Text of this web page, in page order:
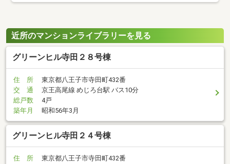
近所のマンションライブラリーを見る
グリーンヒル寺田２８号棟
住 所
東京都八王子市寺田町432番
交 通
京王高尾線 めじろ台駅 バス10分
総戸数
4戸
築年月
昭和56年3月
グリーンヒル寺田２４号棟
住 所
東京都八王子市寺田町432番